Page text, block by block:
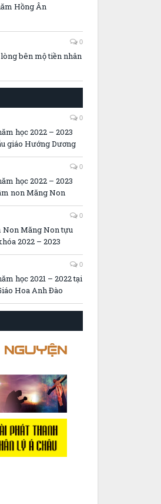
Hồng Ân
bên mộ tiền nhân
học 2022 – 2023
giáo Hướng Dương
học 2022 – 2023
non Măng Non
Măng Non tựu
2022 – 2023
học 2021 – 2022 tại
Hoa Anh Đào